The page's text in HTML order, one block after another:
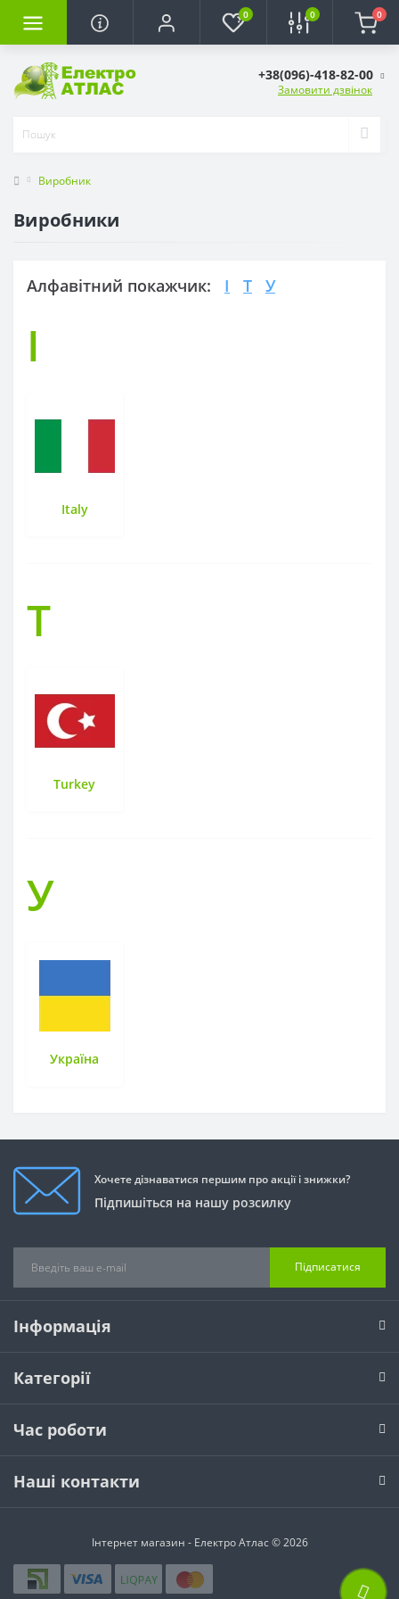
0 0 0
+38(096)-418-82-00
Замовити дзвінок
Виробник
Виробники
Алфавітний покажчик: I T У
I
Italy
T
Turkey
У
Україна
Хочете дізнаватися першим про акції і знижки?
Підпишіться на нашу розсилку
Підписатися
Інформація
Категорії
Час роботи
Наші контакти
Інтернет магазин - Електро Атлас © 2026